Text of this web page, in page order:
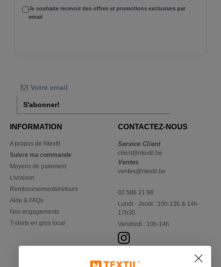
Je souhaite recevoir des offres et promotions exclusives par
email
S'abonner!
INFORMATION
A propos de Ntextil
Suivre ma commande
Moyens de paiement
Livraison
Remboursements/retours
Aide & FAQs
Nos engagements
T-shirts en gros local
CONTACTEZ-NOUS
Service Client
client@ntextil.be
Ventes
ventes@ntextil.be
02 586 21 98
Lundi - Jeudi : 10h-13h & 14h-
17h30
Vendredi : 10h-14h